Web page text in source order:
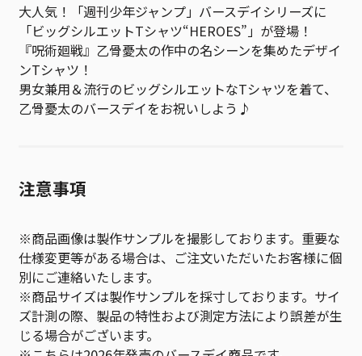
大人気！「週刊少年ジャンプ」バースデイシリーズに
「ビッグシルエットTシャツ“HEROES”」が登場！
『呪術廻戦』乙骨憂太の作中の名シーンを集めたデザイ
ンTシャツ！
男女兼用＆流行のビッグシルエットなTシャツを着て、
乙骨憂太のバースデイをお祝いしよう♪
注意事項
※商品画像は製作サンプルを撮影しております。重要な
仕様変更等がある場合は、ご注文いただいたお客様に個
別にご連絡いたします。
※商品サイズは製作サンプルを採寸しております。サイ
ズ計測の際、製品の特性および測定方法により誤差が生
じる場合がございます。